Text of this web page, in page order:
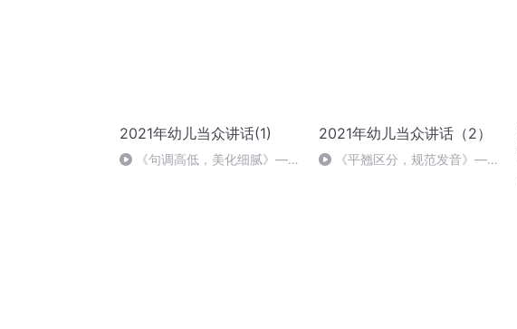
2021年幼儿当众讲话(1)
《句调高低，美化细腻》——
2021年幼儿当众讲话（2）
《平翘区分，规范发音》——